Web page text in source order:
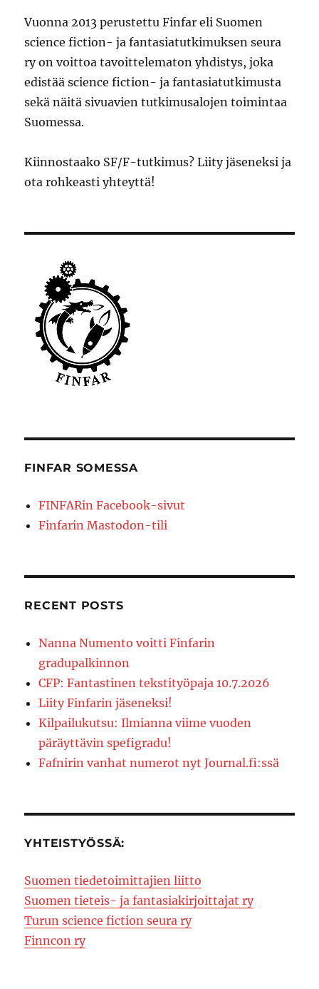
Vuonna 2013 perustettu Finfar eli Suomen
science fiction- ja fantasiatutkimuksen seura
ry on voittoa tavoittelematon yhdistys, joka
edistää science fiction- ja fantasiatutkimusta
sekä näitä sivuavien tutkimusalojen toimintaa
Suomessa.
Kiinnostaako SF/F-tutkimus? Liity jäseneksi ja
ota rohkeasti yhteyttä!
FINFAR SOMESSA
FINFARin Facebook-sivut
Finfarin Mastodon-tili
RECENT POSTS
Nanna Numento voitti Finfarin
gradupalkinnon
CFP: Fantastinen tekstityöpaja 10.7.2026
Liity Finfarin jäseneksi!
Kilpailukutsu: Ilmianna viime vuoden
päräyttävin spefigradu!
Fafnirin vanhat numerot nyt Journal.fi:ssä
YHTEISTYÖSSÄ:
Suomen tiedetoimittajien liitto
Suomen tieteis- ja fantasiakirjoittajat ry
Turun science fiction seura ry
Finncon ry